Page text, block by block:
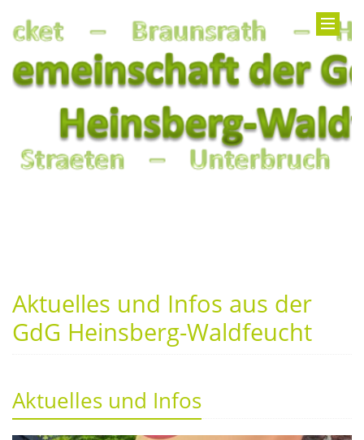
Aktuelles und Infos aus der
GdG Heinsberg-Waldfeucht
Aktuelles und Infos